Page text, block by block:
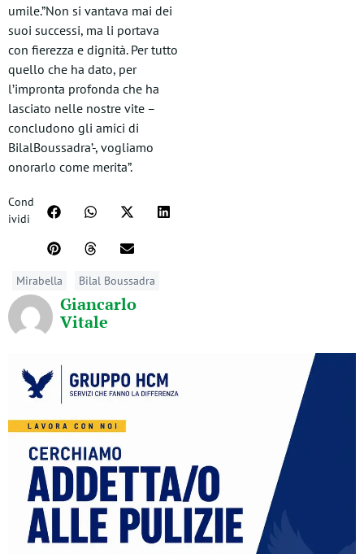
umile.”Non si vantava mai dei
suoi successi, ma li portava
con fierezza e dignità. Per tutto
quello che ha dato, per
l’impronta profonda che ha
lasciato nelle nostre vite –
concludono gli amici di
BilalBoussadra’-, vogliamo
onorarlo come merita”.
Cond
ividi
Mirabella Bilal Boussadra
Giancarlo
Vitale